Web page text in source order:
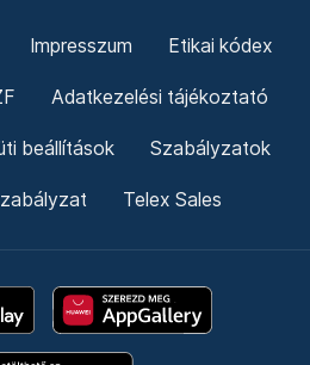
Impresszum Etikai kódex
Adatkezelési tájékoztató
beállítások Szabályzatok
Telex Sales